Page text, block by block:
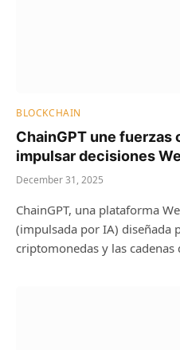
BLOCKCHAIN
ChainGPT une fuerzas
impulsar decisiones
December 31, 2025
ChainGPT, una plataforma
(impulsada por IA) diseñada
criptomonedas y las